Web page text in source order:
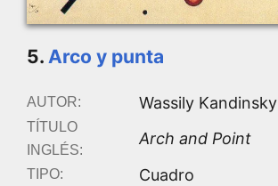
5. Arco y punta
AUTOR: Wassily Kandinsky
TÍTULO
INGLÉS:
Arch and Point
TIPO: Cuadro